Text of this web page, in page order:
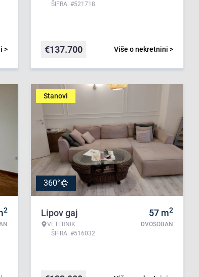
>
ŠIFRA: #521718
Više o nekretnini >
€137.700
2
Stanovi
360°
Lipov gaj
VETERNIK
ŠIFRA: #516032
57 m2
DVOSOBAN